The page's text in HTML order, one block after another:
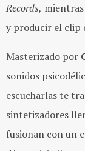
Records,
y producir el clip
Masterizado por
sonidos
escucharlas te
sintetizadores
fusionan con un